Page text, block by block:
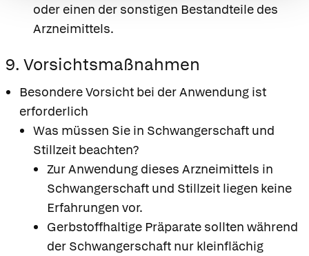
oder einen der sonstigen Bestandteile des
Arzneimittels.
9. Vorsichtsmaßnahmen
Besondere Vorsicht bei der Anwendung ist
erforderlich
Was müssen Sie in Schwangerschaft und
Stillzeit beachten?
Zur Anwendung dieses Arzneimittels in
Schwangerschaft und Stillzeit liegen keine
Erfahrungen vor.
Gerbstoffhaltige Präparate sollten während
der Schwangerschaft nur kleinflächig